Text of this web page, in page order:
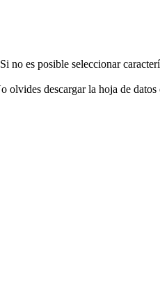
no es posible seleccionar
descargar la hoja de